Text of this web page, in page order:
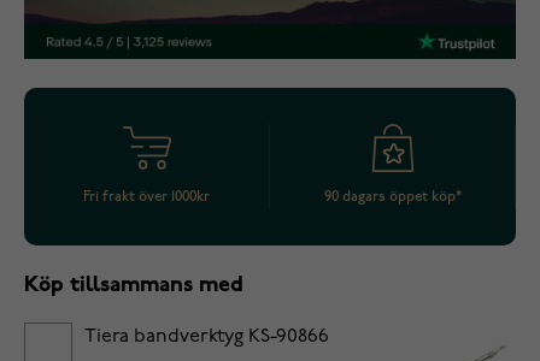
Fri frakt över 1000kr 90 dagars öppet köp*
Köp tillsammans med
Tiera bandverktyg KS-90866